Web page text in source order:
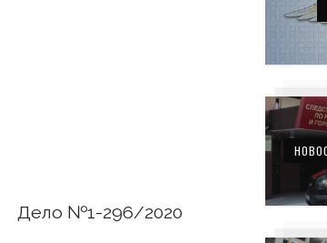
Дело №1-296/2020